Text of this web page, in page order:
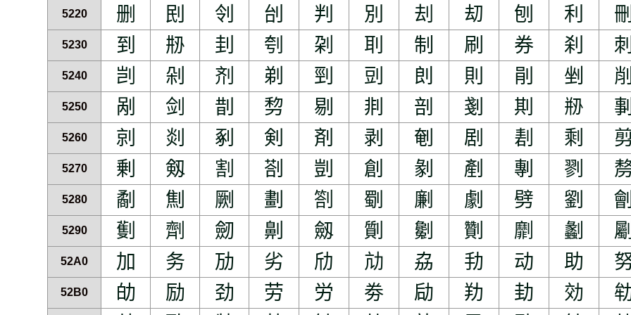
5220 删 刡 刢 刣 判 別 刦 刧 刨 利
5230 到 刱 刲 刳 刴 刵 制 刷 券 刹
5240 剀 剁 剂 剃 剄 剅 剆 則 剈 剉
5250 剐 剑 剒 剓 剔 剕 剖 剗 剘 剙
5260 剠 剡 剢 剣 剤 剥 剦 剧 剨 剩
5270 剰 剱 割 剳 剴 創 剶 剷 剸 剹
5280 劀 劁 劂 劃 劄 劅 劆 劇 劈 劉
5290 劐 劑 劒 劓 劔 劕 劖 劗 劘 劙
52A0 加 务 劢 劣 劤 劥 劦 劧 动 助
52B0 劰 励 劲 劳 労 劵 劶 劷 劸 効